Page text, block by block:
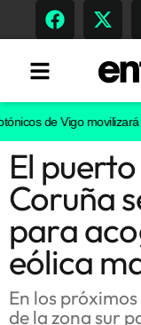
Tendencias
Memoria Histórica
Gastronomía
de Vigo movilizará
El
Coruña
para
eólica
En los
de la zona sur